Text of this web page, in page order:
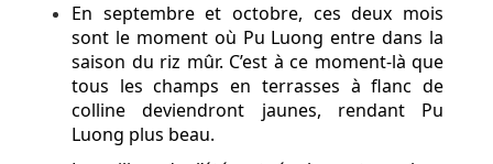
En septembre et octobre, ces deux mois
sont le moment où Pu Luong entre dans la
saison du riz mûr. C’est à ce moment-là que
tous les champs en terrasses à flanc de
colline deviendront jaunes, rendant Pu
Luong plus beau.